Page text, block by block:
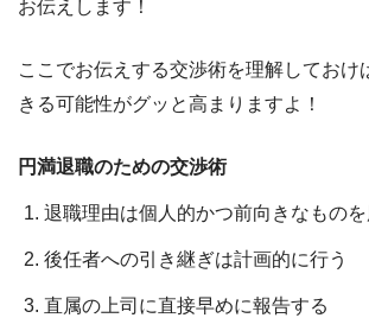
お伝えします！
ここでお伝えする交渉術を理解しておけ
きる可能性がグッと高まりますよ！
円満退職のための交渉術
退職理由は個人的かつ前向きなもの
後任者への引き継ぎは計画的に行う
直属の上司に直接早めに報告する